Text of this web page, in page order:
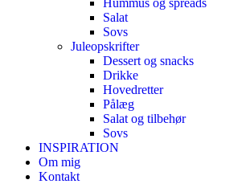
Hummus og spreads
Salat
Sovs
Juleopskrifter
Dessert og snacks
Drikke
Hovedretter
Pålæg
Salat og tilbehør
Sovs
INSPIRATION
Om mig
Kontakt